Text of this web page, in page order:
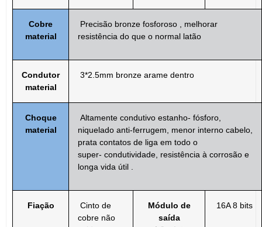
Cobre
material
Precisão bronze fosforoso
melhorar
resistência do que o normal latão
Condutor
material
3*2.5mm bronze arame dentro
Choque
material
Altamente condutivo estanho- fósforo,
niquelado anti-ferrugem, menor interno cabelo,
prata contatos de liga em todo o
super- condutividade, resistência à corrosão e
longa vida útil
Fiação
Cinto de
cobre não
Módulo de
saída
16A 8 bits